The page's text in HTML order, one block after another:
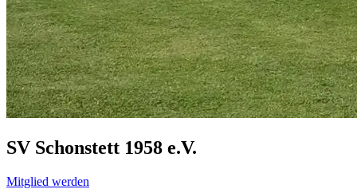
SV Schonstett 1958 e.V.
Mitglied werden